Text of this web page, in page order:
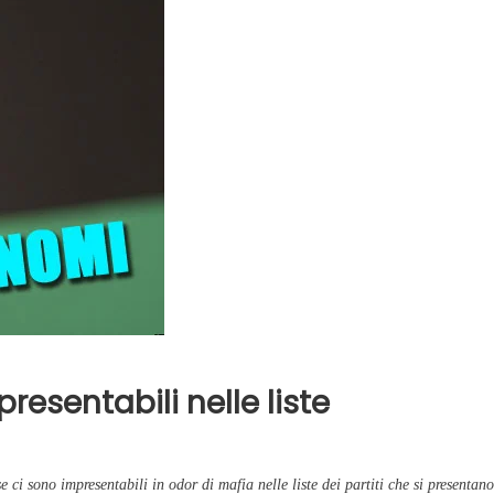
nelle liste
ci sono impresentabili in odor di mafia nelle liste dei partiti che si presentano
al biologico italiano